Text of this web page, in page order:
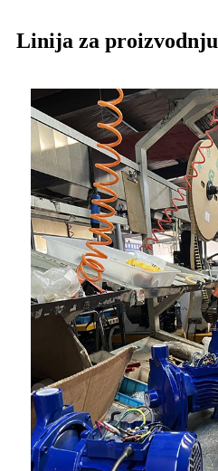
Linija za proizvodnju